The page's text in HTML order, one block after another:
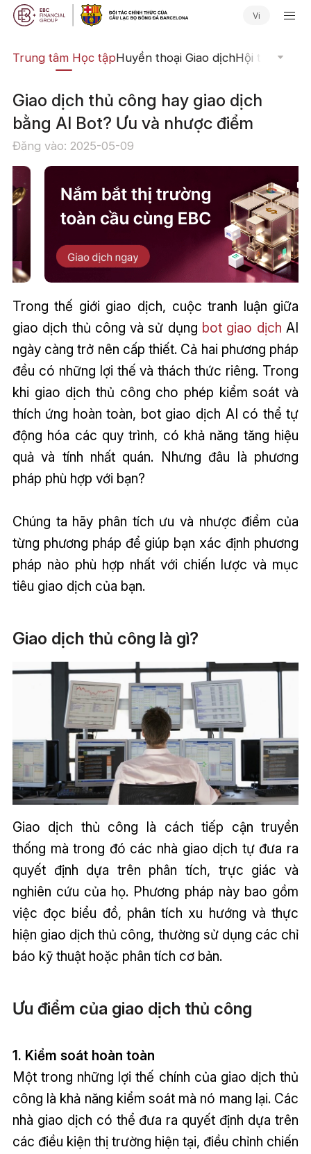
Vi
Trung tâm Học tậpHuyền thoại Giao dịchHội thảo
Giao dịch thủ công hay giao dịch
bằng AI Bot? Ưu và nhược điểm
Đăng vào: 2025-05-09
Trong thế giới giao dịch, cuộc tranh luận giữa
giao dịch thủ công và sử dụng bot giao dịch AI
ngày càng trở nên cấp thiết. Cả hai phương pháp
đều có những lợi thế và thách thức riêng. Trong
khi giao dịch thủ công cho phép kiểm soát và
thích ứng hoàn toàn, bot giao dịch AI có thể tự
động hóa các quy trình, có khả năng tăng hiệu
quả và tính nhất quán. Nhưng đâu là phương
pháp phù hợp với bạn?
Chúng ta hãy phân tích ưu và nhược điểm của
từng phương pháp để giúp bạn xác định phương
pháp nào phù hợp nhất với chiến lược và mục
tiêu giao dịch của bạn.
Giao dịch thủ công là gì?
Giao dịch thủ công là cách tiếp cận truyền
thống mà trong đó các nhà giao dịch tự đưa ra
quyết định dựa trên phân tích, trực giác và
nghiên cứu của họ. Phương pháp này bao gồm
việc đọc biểu đồ, phân tích xu hướng và thực
hiện giao dịch thủ công, thường sử dụng các chỉ
báo kỹ thuật hoặc phân tích cơ bản.
Ưu điểm của giao dịch thủ công
1. Kiểm soát hoàn toàn
Một trong những lợi thế chính của giao dịch thủ
công là khả năng kiểm soát mà nó mang lại. Các
nhà giao dịch có thể đưa ra quyết định dựa trên
các điều kiện thị trường hiện tại, điều chỉnh chiến